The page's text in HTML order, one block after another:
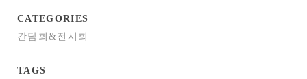
CATEGORIES
간담회&전시회
TAGS